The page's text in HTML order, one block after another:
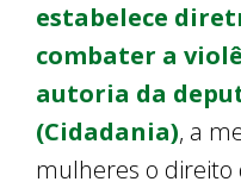
estabelece
combater a
autoria da
(Cidadania), a
mulheres o